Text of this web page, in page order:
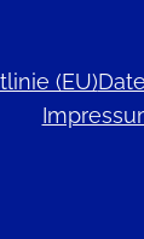
(EU)